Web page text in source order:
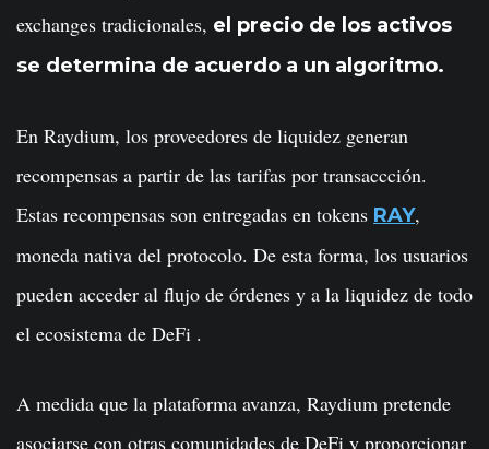
exchanges tradicionales, el precio de los activos
se determina de acuerdo a un algoritmo.
En Raydium, los proveedores de liquidez generan
recompensas a partir de las tarifas por transaccción.
Estas recompensas son entregadas en tokens RAY,
moneda nativa del protocolo. De esta forma, los usuarios
pueden acceder al flujo de órdenes y a la liquidez de todo
el ecosistema de DeFi .
A medida que la plataforma avanza, Raydium pretende
asociarse con otras comunidades de DeFi y proporcionar